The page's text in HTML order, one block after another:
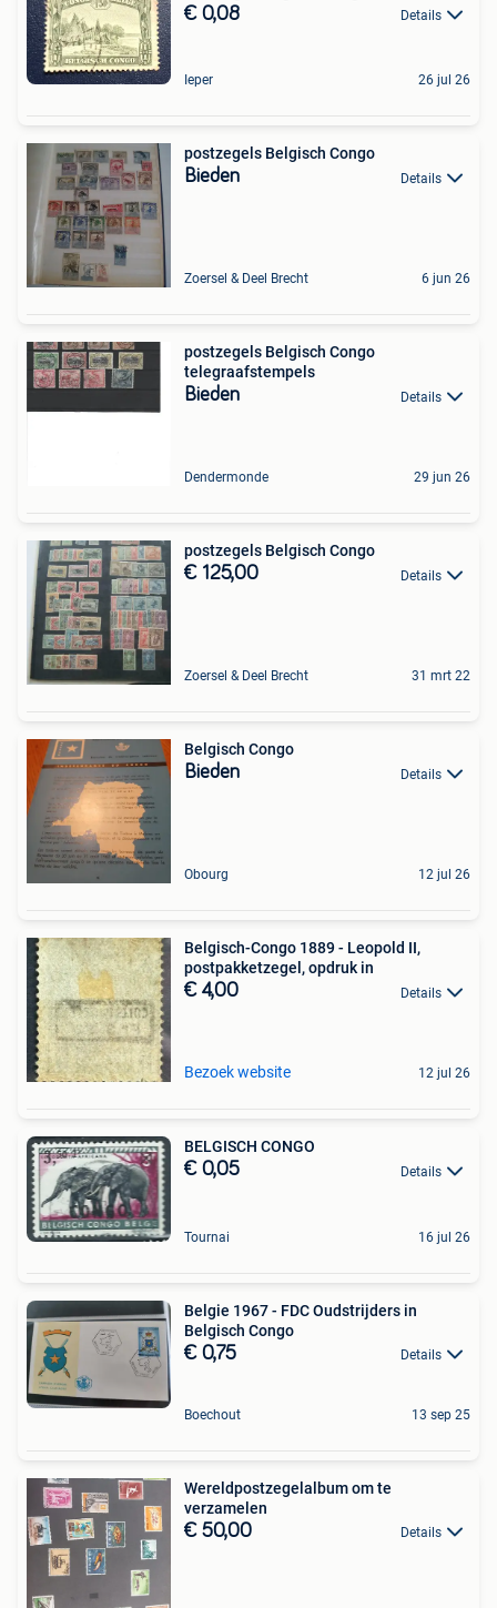
€ 0,08 Details
Ieper 26 jul 26
postzegels Belgisch Congo
Bieden Details
Zoersel & Deel Brecht 6 jun 26
postzegels Belgisch Congo
telegraafstempels
Bieden Details
Dendermonde 29 jun 26
postzegels Belgisch Congo
€ 125,00 Details
Zoersel & Deel Brecht 31 mrt 22
Belgisch Congo
Bieden Details
Obourg 12 jul 26
Belgisch-Congo 1889 - Leopold II,
postpakketzegel, opdruk in
€ 4,00 Details
Bezoek website 12 jul 26
BELGISCH CONGO
€ 0,05 Details
Tournai 16 jul 26
Belgie 1967 - FDC Oudstrijders in
Belgisch Congo
€ 0,75 Details
Boechout 13 sep 25
Wereldpostzegelalbum om te
verzamelen
€ 50,00 Details